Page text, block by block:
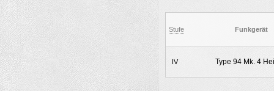
Stufe Funkgerät
IV Type 94 Mk. 4